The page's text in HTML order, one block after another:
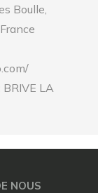
Boulle,
BRIVE LA
NOUS